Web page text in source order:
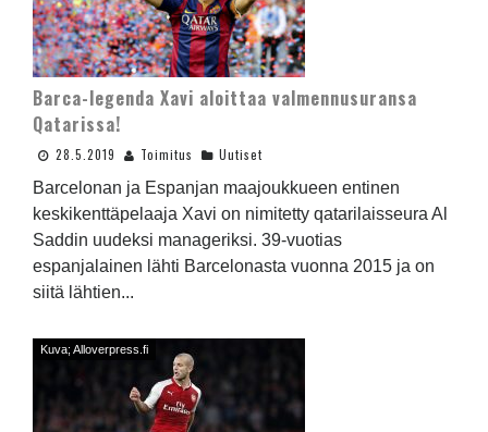
Barca-legenda Xavi aloittaa valmennusuransa
Qatarissa!
28.5.2019 Toimitus Uutiset
Barcelonan ja Espanjan maajoukkueen entinen
keskikenttäpelaaja Xavi on nimitetty qatarilaisseura Al
Saddin uudeksi manageriksi. 39-vuotias
espanjalainen lähti Barcelonasta vuonna 2015 ja on
siitä lähtien...
Kuva; Alloverpress.fi